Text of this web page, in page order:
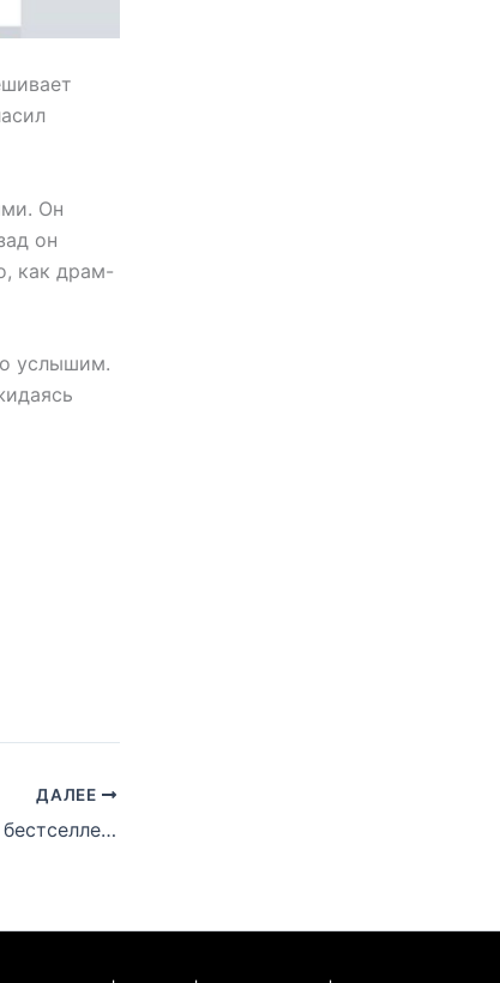
Он
он
как драм-
услышим.
ДАЛЕЕ
«Curtain Call 2» стал бестселлером еще до релиза